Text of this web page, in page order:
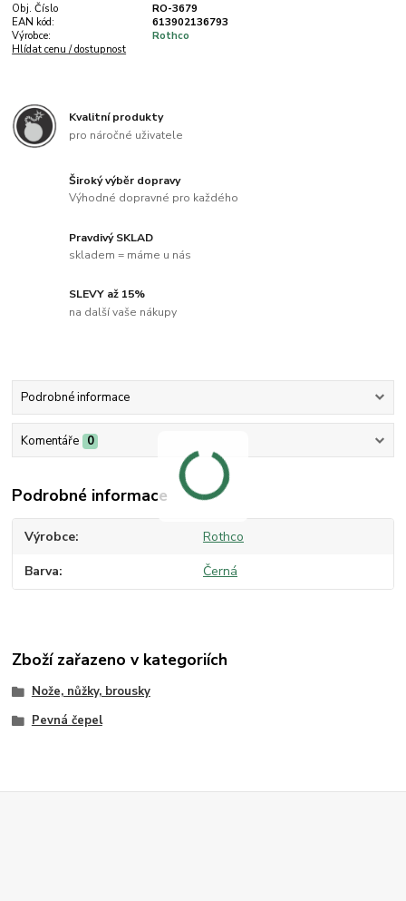
Obj. Číslo
RO-3679
EAN kód:
613902136793
Výrobce:
Rothco
Hlídat cenu / dostupnost
Kvalitní produkty
pro náročné uživatele
Široký výběr dopravy
Výhodné dopravné pro každého
Pravdivý SKLAD
skladem = máme u nás
SLEVY až 15%
na další vaše nákupy
Podrobné informace
Komentáře 0
Podrobné informace
Výrobce Rothco
Barva Černá
Zboží zařazeno v kategoriích
Nože, nůžky, brousky
Pevná čepel